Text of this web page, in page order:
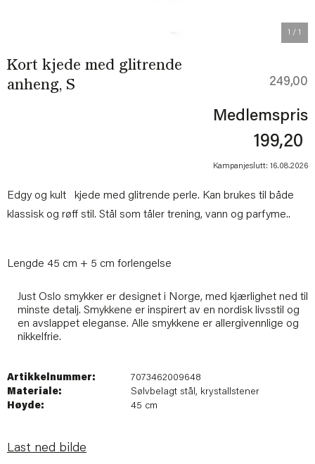
1 / 1
Kort kjede med glitrende
anheng, S
249,00
Medlemspris
199,20
Kampanjeslutt: 16.08.2026
Edgy og kult kjede med glitrende perle. Kan brukes til både
klassisk og røff stil. Stål som tåler trening, vann og parfyme..
Lengde 45 cm + 5 cm forlengelse
Just Oslo smykker er designet i Norge, med kjærlighet ned til
minste detalj. Smykkene er inspirert av en nordisk livsstil og
en avslappet eleganse. Alle smykkene er allergivennlige og
nikkelfrie.
Artikkelnummer:
7073462009648
Materiale:
Sølvbelagt stål, krystallstener
Høyde:
45 cm
Last ned bilde